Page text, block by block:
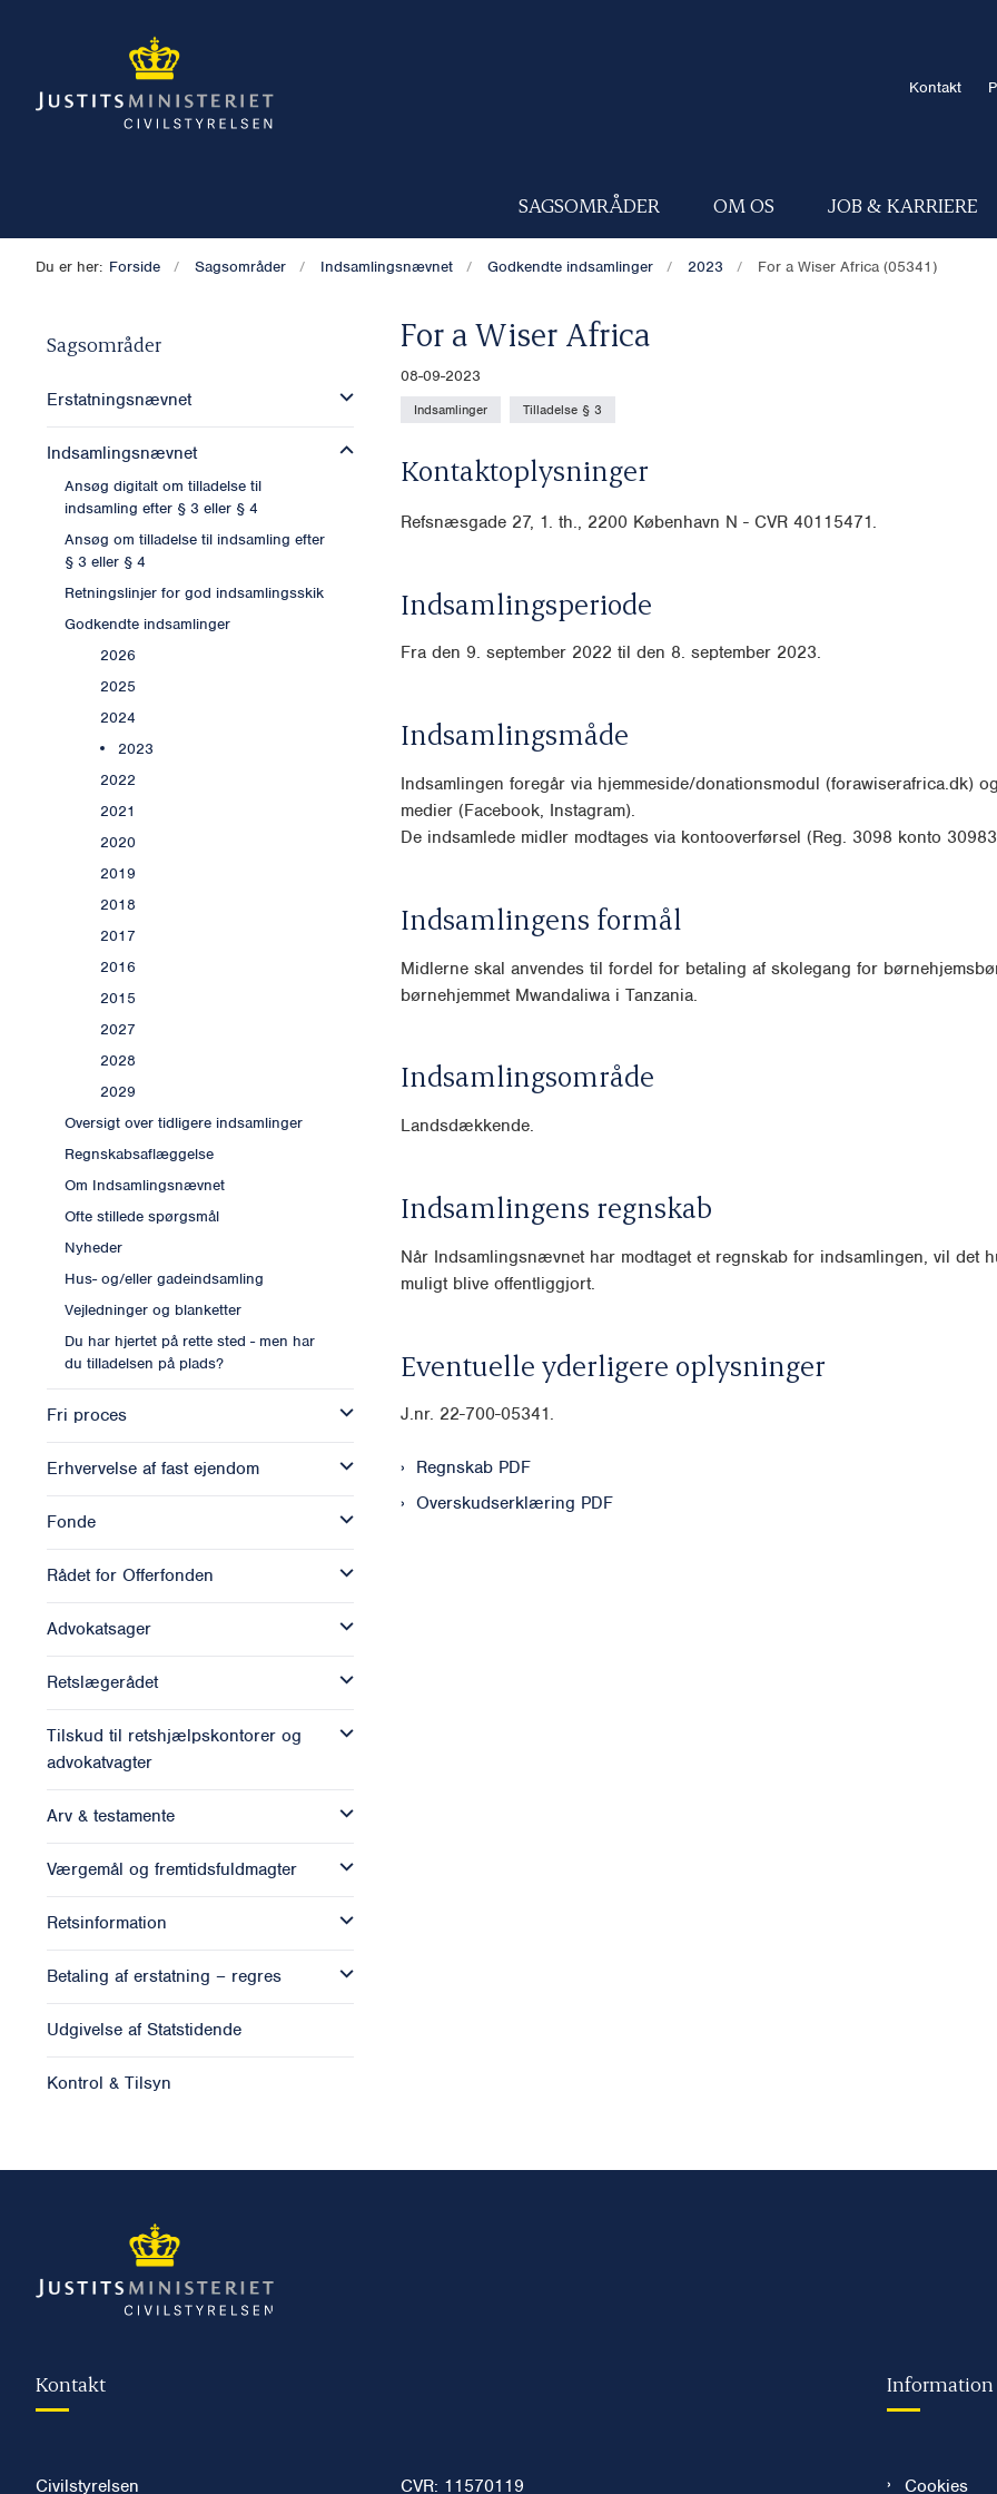
Kontakt
SAGSOMRÅDER OM OS JOB & KARRIERE
Du er her: Forside Sagsområder Indsamlingsnævnet Godkendte indsamlinger 2023 For a Wiser Africa (05341)
Sagsområder
Erstatningsnævnet
Indsamlingsnævnet
Ansøg digitalt om tilladelse til
indsamling efter § 3 eller § 4
Ansøg om tilladelse til indsamling efter
§ 3 eller § 4
Retningslinjer for god indsamlingsskik
Godkendte indsamlinger
2026
2025
2024
2023
2022
2021
2020
2019
2018
2017
2016
2015
2027
2028
2029
Oversigt over tidligere indsamlinger
Regnskabsaflæggelse
Om Indsamlingsnævnet
Ofte stillede spørgsmål
Nyheder
Hus- og/eller gadeindsamling
Vejledninger og blanketter
Du har hjertet på rette sted - men har
du tilladelsen på plads?
Fri proces
Erhvervelse af fast ejendom
Fonde
Rådet for Offerfonden
Advokatsager
Retslægerådet
Tilskud til retshjælpskontorer og
advokatvagter
Arv & testamente
Værgemål og fremtidsfuldmagter
Retsinformation
Betaling af erstatning – regres
Udgivelse af Statstidende
Kontrol & Tilsyn
For a Wiser Africa
08-09-2023
Indsamlinger Tilladelse § 3
Kontaktoplysninger
Refsnæsgade 27, 1. th., 2200 København N - CVR 40115471.
Indsamlingsperiode
Fra den 9. september 2022 til den 8. september 2023.
Indsamlingsmåde
Indsamlingen foregår via hjemmeside/donationsmodul (forawiserafrica.dk)
medier (Facebook, Instagram).
De indsamlede midler modtages via kontooverførsel (Reg. 3098 konto
Indsamlingens formål
Midlerne skal anvendes til fordel for betaling af skolegang for
børnehjemmet Mwandaliwa i Tanzania.
Indsamlingsområde
Landsdækkende.
Indsamlingens regnskab
Når Indsamlingsnævnet har modtaget et regnskab for indsamlingen, vil det
muligt blive offentliggjort.
Eventuelle yderligere oplysninger
J.nr. 22-700-05341.
Regnskab PDF
Overskudserklæring PDF
Kontakt
Civilstyrelsen CVR: 11570119
Information
Cookies